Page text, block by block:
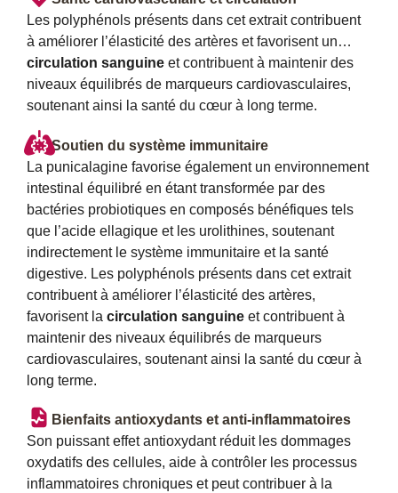
Les polyphénols présents dans cet extrait contribuent
à améliorer l’élasticité des artères et favorisent un…
circulation sanguine et contribuent à maintenir des
niveaux équilibrés de marqueurs cardiovasculaires,
soutenant ainsi la santé du cœur à long terme.
Soutien du système immunitaire
La punicalagine favorise également un environnement
intestinal équilibré en étant transformée par des
bactéries probiotiques en composés bénéfiques tels
que l’acide ellagique et les urolithines, soutenant
indirectement le système immunitaire et la santé
digestive. Les polyphénols présents dans cet extrait
contribuent à améliorer l’élasticité des artères,
favorisent la circulation sanguine et contribuent à
maintenir des niveaux équilibrés de marqueurs
cardiovasculaires, soutenant ainsi la santé du cœur à
long terme.
Bienfaits antioxydants et anti-inflammatoires
Son puissant effet antioxydant réduit les dommages
oxydatifs des cellules, aide à contrôler les processus
inflammatoires chroniques et peut contribuer à la